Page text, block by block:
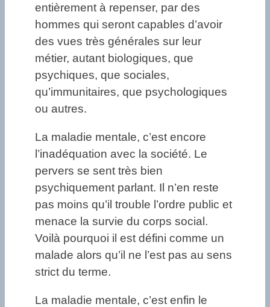
entièrement à repenser, par des
hommes qui seront capables d’avoir
des vues très générales sur leur
métier, autant biologiques, que
psychiques, que sociales,
qu’immunitaires, que psychologiques
ou autres.
La maladie mentale, c’est encore
l’inadéquation avec la société. Le
pervers se sent très bien
psychiquement parlant. Il n’en reste
pas moins qu’il trouble l’ordre public et
menace la survie du corps social.
Voilà pourquoi il est défini comme un
malade alors qu’il ne l’est pas au sens
strict du terme.
La maladie mentale, c’est enfin le